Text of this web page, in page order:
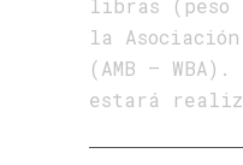
libras (peso
la Asociación
(AMB –
estará